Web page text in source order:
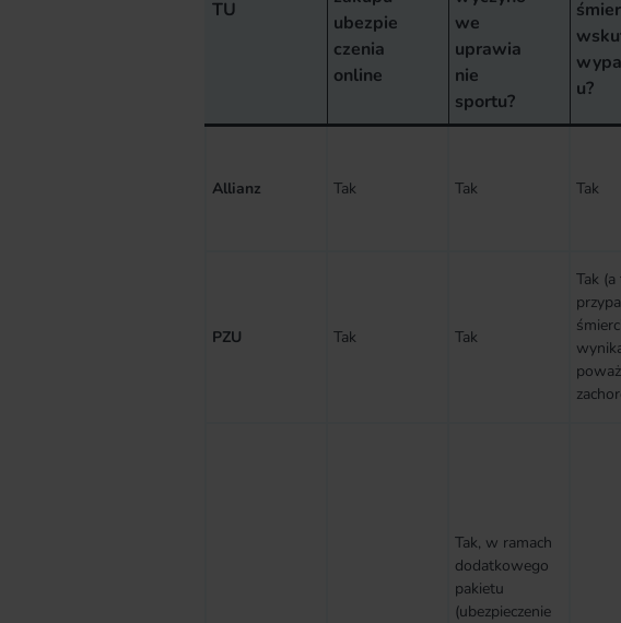
TU
ubezpie
czenia
online
we
uprawia
nie
sportu?
u?
Allianz Tak Tak Tak
PZU Tak Tak
Tak
śmierci
Tak, w ramach
dodatkowego
pakietu
(ubezpieczenie